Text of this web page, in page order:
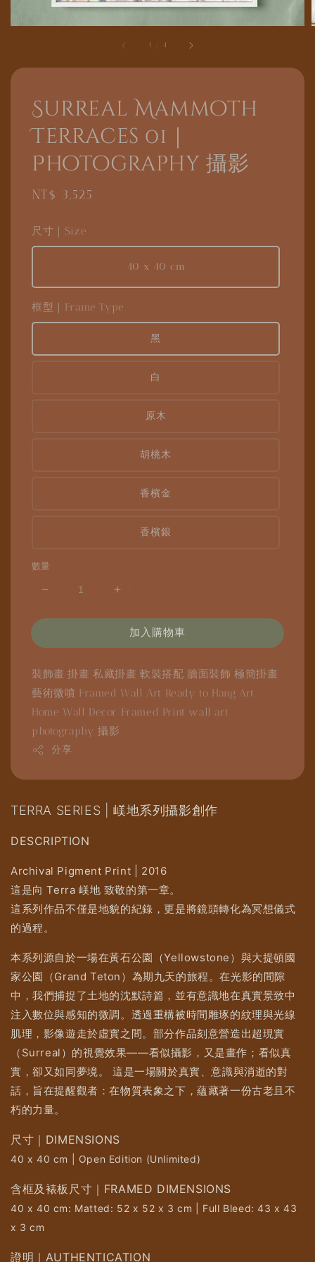
1 4
Surreal Mammoth
Terraces 01｜
Photography 攝影
Regular
NT$ 3,525
尺寸｜Size
40 x 40 cm
框型｜Frame Type
黑
白
原木
胡桃木
香檳金
香檳銀
數量
加入購物車
裝飾畫掛畫 私藏掛畫軟裝搭配 牆面裝飾極簡掛畫
藝術微噴 Framed Wall Art Ready to Hang Art
Home Wall Decor Framed Print wall art
photography攝影
分享
TERRA SERIES | 嵄地系列攝影創作
DESCRIPTION
Archival Pigment Print | 2016
這是向 Terra 嵄地 致敬的第一章。
這系列作品不僅是地貌的紀錄，更是將鏡頭轉化為冥想儀式
的過程。
本系列源自於一場在黃石公園（Yellowstone）與大提頓國
家公園（Grand Teton）為期九天的旅程。在光影的間隙
中，我們捕捉了土地的沈默詩篇，並有意識地在真實景致中
注入數位與感知的微調。透過重構被時間雕琢的紋理與光線
肌理，影像遊走於虛實之間。部分作品刻意營造出超現實
（Surreal）的視覺效果——看似攝影，又是畫作；看似真
實，卻又如同夢境。 這是一場關於真實、意識與消逝的對
話，旨在提醒觀者：在物質表象之下，蘊藏著一份古老且不
朽的力量。
尺寸｜DIMENSIONS
40 x 40 cm | Open Edition (Unlimited)
含框及裱板尺寸｜FRAMED DIMENSIONS
40 x 40 cm: Matted: 52 x 52 x 3 cm | Full Bleed: 43 x 43
x 3 cm
證明｜AUTHENTICATION